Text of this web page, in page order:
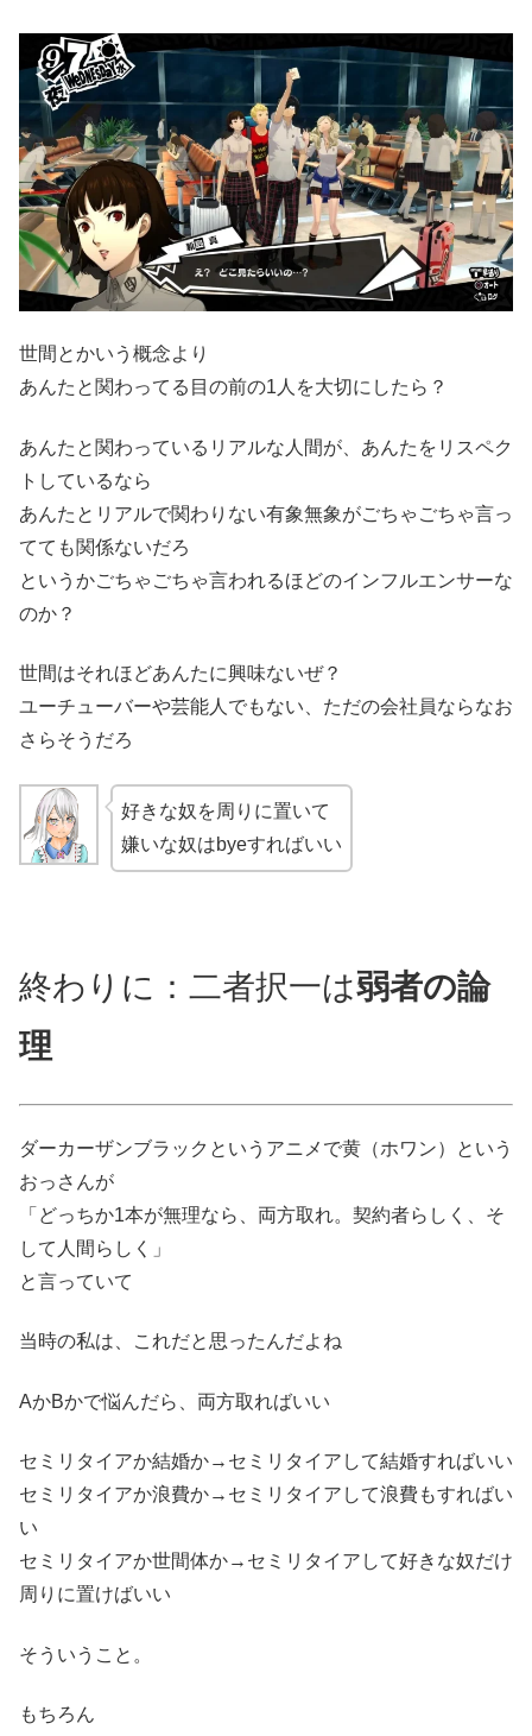
世間とかいう概念より
あんたと関わってる目の前の1人を大切にしたら？
あんたと関わっているリアルな人間が、あんたをリスペク
トしているなら
あんたとリアルで関わりない有象無象がごちゃごちゃ言っ
てても関係ないだろ
というかごちゃごちゃ言われるほどのインフルエンサーな
のか？
世間はそれほどあんたに興味ないぜ？
ユーチューバーや芸能人でもない、ただの会社員ならなお
さらそうだろ
好きな奴を周りに置いて
嫌いな奴はbyeすればいい
終わりに：二者択一は弱者の論
理
ダーカーザンブラックというアニメで黄（ホワン）という
おっさんが
「どっちか1本が無理なら、両方取れ。契約者らしく、そ
して人間らしく」
と言っていて
当時の私は、これだと思ったんだよね
AかBかで悩んだら、両方取ればいい
セミリタイアか結婚か→セミリタイアして結婚すればいい
セミリタイアか浪費か→セミリタイアして浪費もすればい
い
セミリタイアか世間体か→セミリタイアして好きな奴だけ
周りに置けばいい
そういうこと。
もちろん